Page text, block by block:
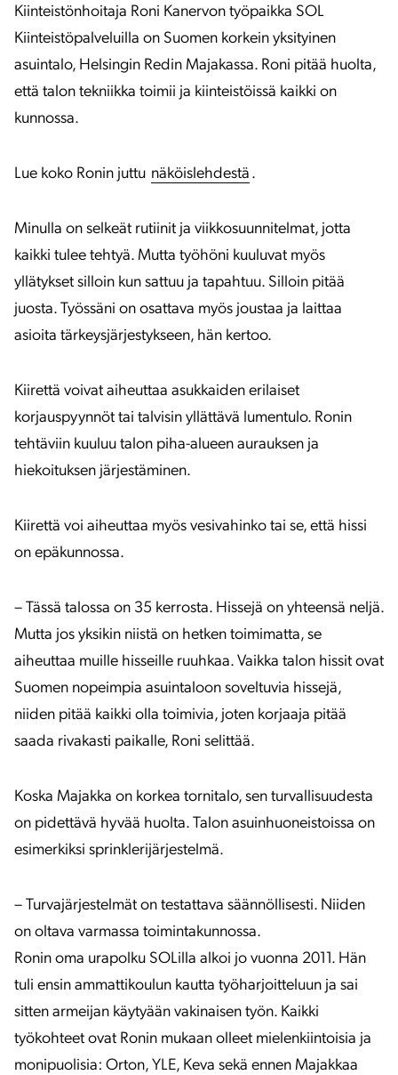
Kiinteistönhoitaja Roni Kanervon työpaikka SOL
Kiinteistöpalveluilla on Suomen korkein yksityinen
asuintalo, Helsingin Redin Majakassa. Roni pitää huolta,
että talon tekniikka toimii ja kiinteistöissä kaikki on
kunnossa.
Lue koko Ronin juttu näköislehdestä .
Minulla on selkeät rutiinit ja viikkosuunnitelmat, jotta
kaikki tulee tehtyä. Mutta työhöni kuuluvat myös
yllätykset silloin kun sattuu ja tapahtuu. Silloin pitää
juosta. Työssäni on osattava myös joustaa ja laittaa
asioita tärkeysjärjestykseen, hän kertoo.
Kiirettä voivat aiheuttaa asukkaiden erilaiset
korjauspyynnöt tai talvisin yllättävä lumentulo. Ronin
tehtäviin kuuluu talon piha-alueen aurauksen ja
hiekoituksen järjestäminen.
Kiirettä voi aiheuttaa myös vesivahinko tai se, että hissi
on epäkunnossa.
– Tässä talossa on 35 kerrosta. Hissejä on yhteensä neljä.
Mutta jos yksikin niistä on hetken toimimatta, se
aiheuttaa muille hisseille ruuhkaa. Vaikka talon hissit ovat
Suomen nopeimpia asuintaloon soveltuvia hissejä,
niiden pitää kaikki olla toimivia, joten korjaaja pitää
saada rivakasti paikalle, Roni selittää.
Koska Majakka on korkea tornitalo, sen turvallisuudesta
on pidettävä hyvää huolta. Talon asuinhuoneistoissa on
esimerkiksi sprinklerijärjestelmä.
– Turvajärjestelmät on testattava säännöllisesti. Niiden
on oltava varmassa toimintakunnossa.
Ronin oma urapolku SOLilla alkoi jo vuonna 2011. Hän
tuli ensin ammattikoulun kautta työharjoitteluun ja sai
sitten armeijan käytyään vakinaisen työn. Kaikki
työkohteet ovat Ronin mukaan olleet mielenkiintoisia ja
monipuolisia: Orton, YLE, Keva sekä ennen Majakkaa